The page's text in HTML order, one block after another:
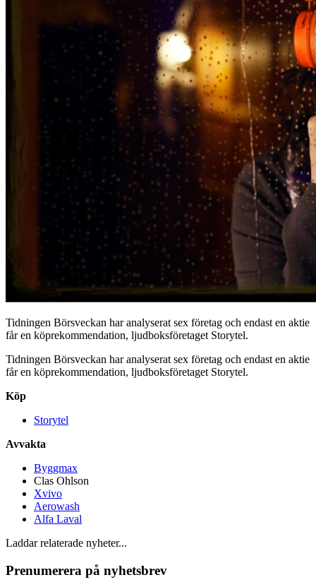
Tidningen Börsveckan har analyserat sex företag och endast en aktie
får en köprekommendation, ljudboksföretaget Storytel.
Tidningen Börsveckan har analyserat sex företag och endast en aktie
får en köprekommendation, ljudboksföretaget Storytel.
Köp
Storytel
Avvakta
Byggmax
Clas Ohlson
Xvivo
Aerowash
Alfa Laval
Laddar relaterade nyheter...
Prenumerera på nyhetsbrev